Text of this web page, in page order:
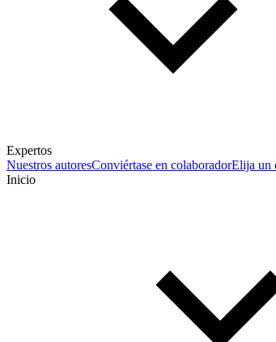
Expertos
Nuestros autoresConviértase en colaboradorElija un
Inicio